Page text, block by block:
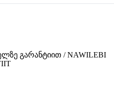
გარანტიით / NAWILEBI